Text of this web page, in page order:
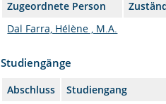
Zugeordnete Person
Dal Farra, Hélène , M.A.
Studiengänge
Abschluss
Studiengang